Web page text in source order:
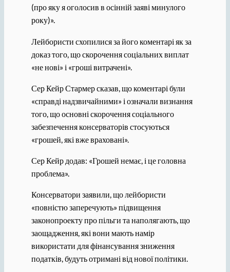
(про яку я оголосив в осінній заяві минулого
року)».
Лейбористи схопилися за його коментарі як за
доказ того, що скорочення соціальних виплат
«не нові» і «гроші витрачені».
Сер Кейр Стармер сказав, що коментарі були
«справді надзвичайними» і означали визнання
того, що основні скорочення соціального
забезпечення консерваторів стосуються
«грошей, які вже враховані».
Сер Кейр додав: «Грошей немає, і це головна
проблема».
Консерватори заявили, що лейбористи
«повністю заперечують» підвищення
законопроекту про пільги та наполягають, що
заощадження, які вони мають намір
використати для фінансування зниження
податків, будуть отримані від нової політики.